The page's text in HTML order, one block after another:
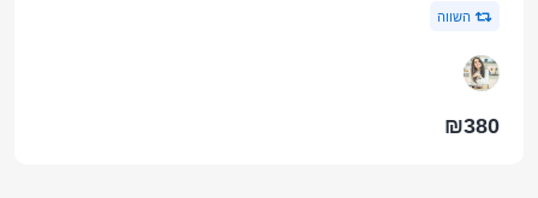
השווה
₪380